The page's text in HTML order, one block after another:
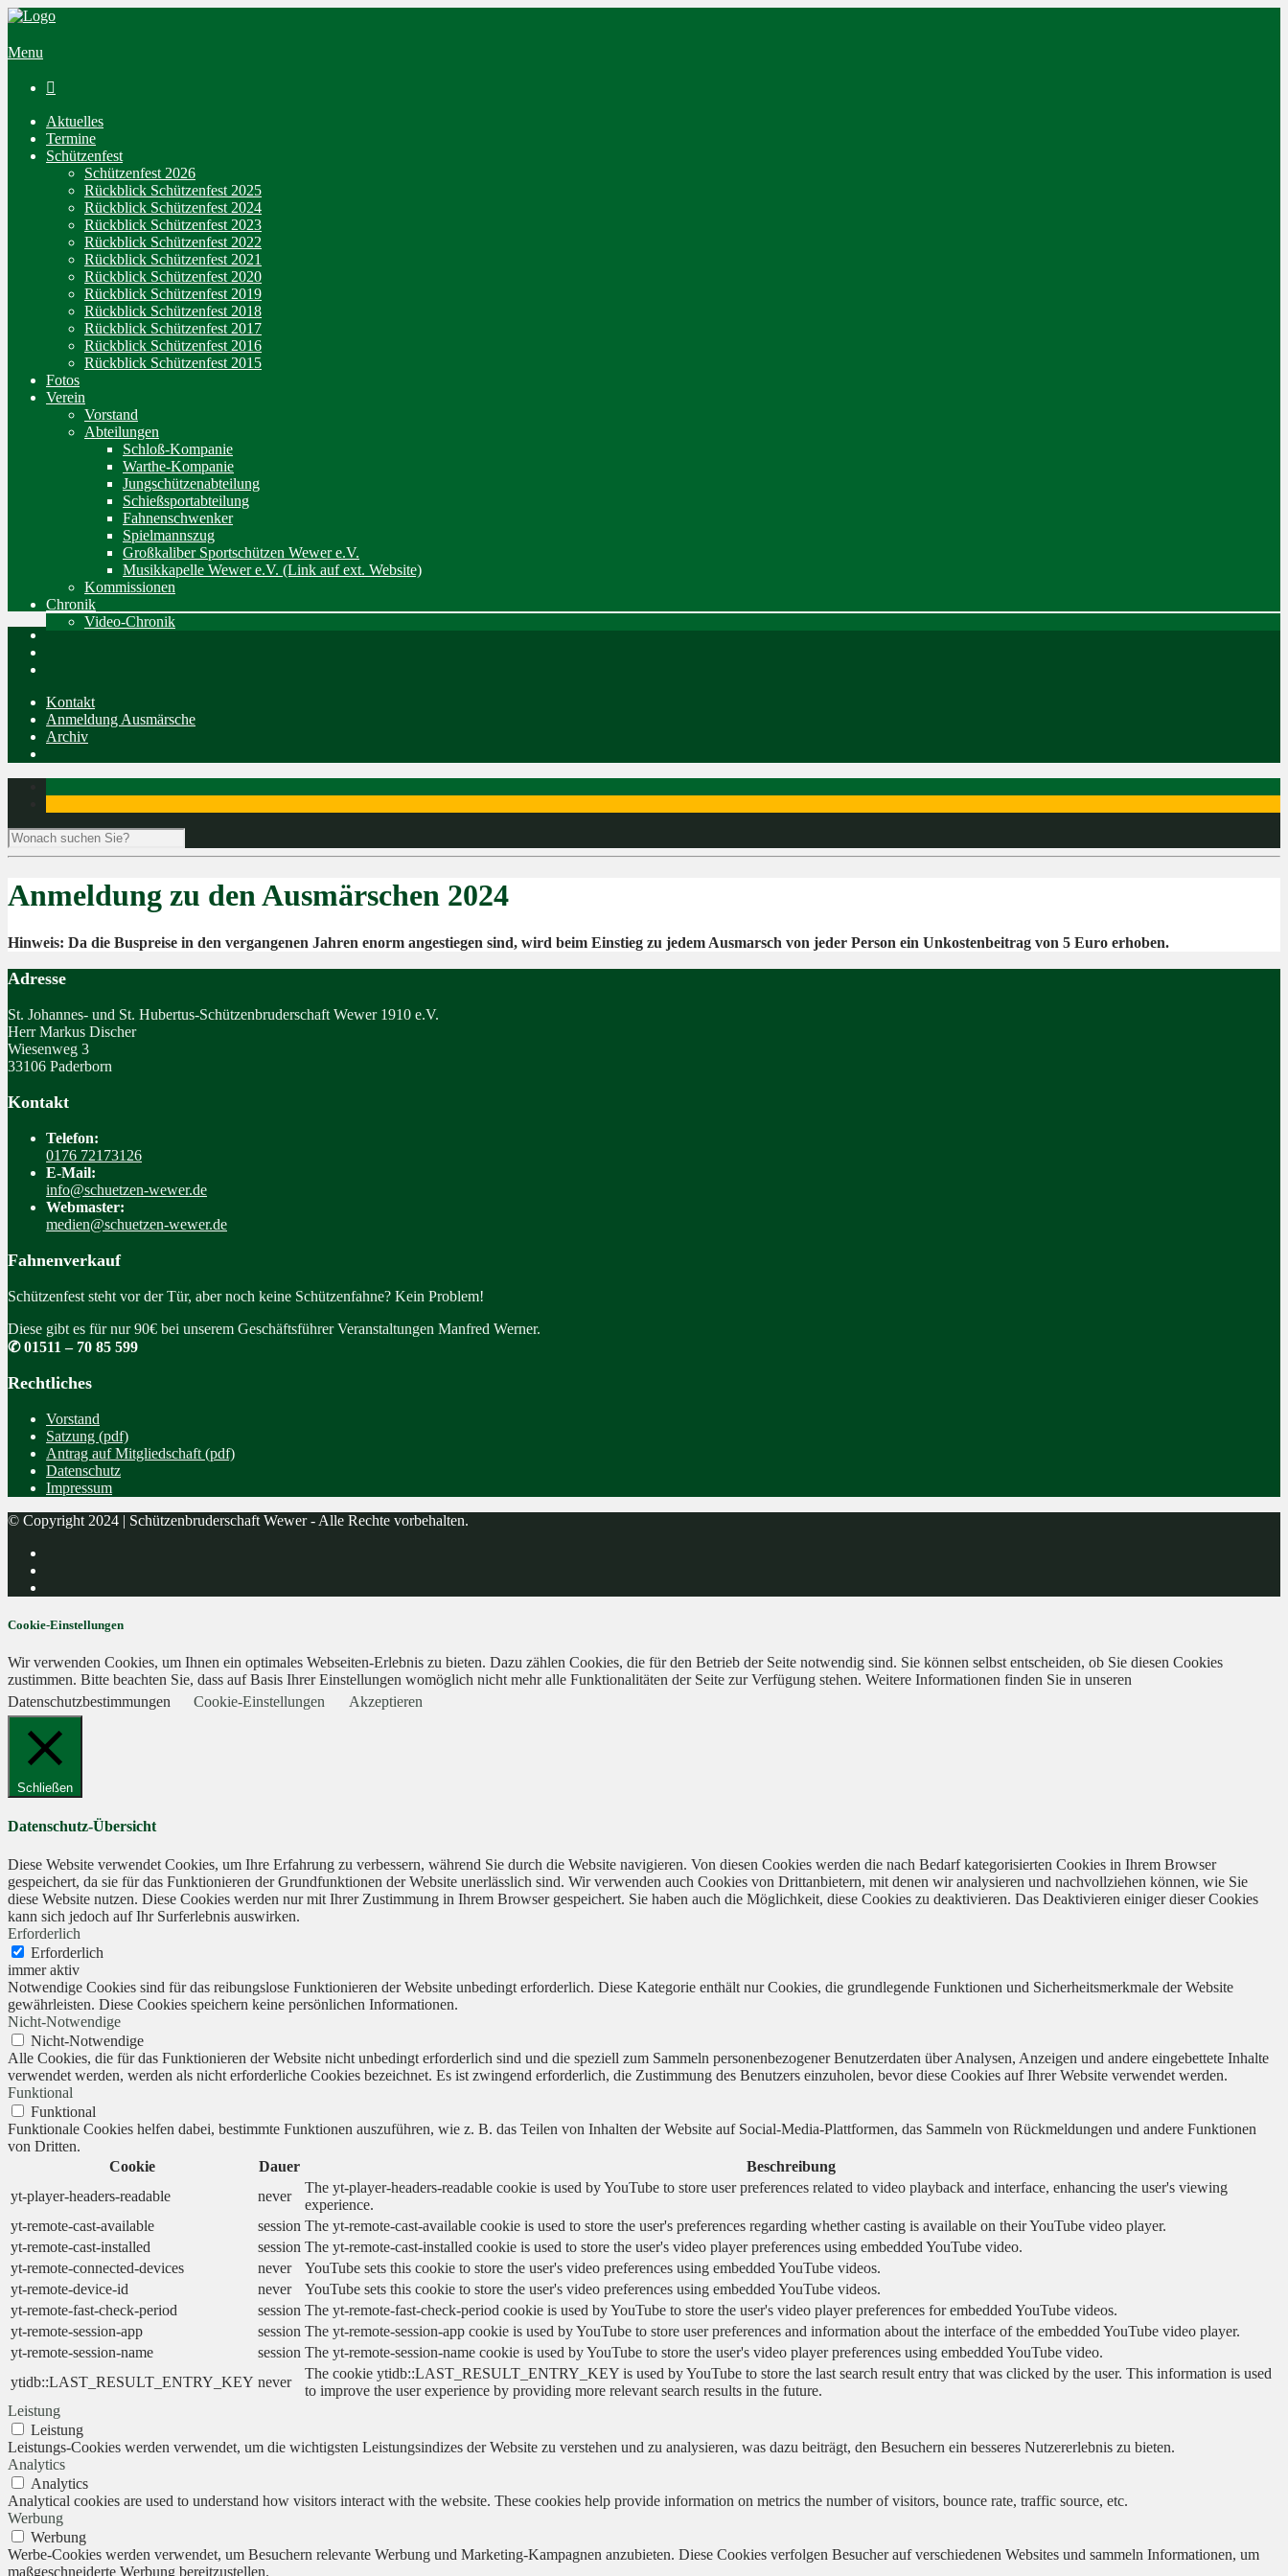
Menu

Aktuelles
Termine
Schützenfest
Schützenfest 2026
Rückblick Schützenfest 2025
Rückblick Schützenfest 2024
Rückblick Schützenfest 2023
Rückblick Schützenfest 2022
Rückblick Schützenfest 2021
Rückblick Schützenfest 2020
Rückblick Schützenfest 2019
Rückblick Schützenfest 2018
Rückblick Schützenfest 2017
Rückblick Schützenfest 2016
Rückblick Schützenfest 2015
Fotos
Verein
Vorstand
Abteilungen
Schloß-Kompanie
Warthe-Kompanie
Jungschützenabteilung
Schießsportabteilung
Fahnenschwenker
Spielmannszug
Großkaliber Sportschützen Wewer e.V.
Musikkapelle Wewer e.V. (Link auf ext. Website)
Kommissionen
Chronik
Video-Chronik
Kontakt
Anmeldung Ausmärsche
Archiv
Anmeldung zu den Ausmärschen 2024
Hinweis: Da die Buspreise in den vergangenen Jahren enorm angestiegen sind, wird beim Einstieg zu jedem Ausmarsch von jeder Person ein Unkostenbeitrag von 5 Euro erhoben.
Adresse
St. Johannes- und St. Hubertus-Schützenbruderschaft Wewer 1910 e.V.
Herr Markus Discher
Wiesenweg 3
33106 Paderborn
Kontakt
Telefon:
0176 72173126
E-Mail:
info@schuetzen-wewer.de
Webmaster:
medien@schuetzen-wewer.de
Fahnenverkauf
Schützenfest steht vor der Tür, aber noch keine Schützenfahne? Kein Problem!
Diese gibt es für nur 90€ bei unserem Geschäftsführer Veranstaltungen Manfred Werner.
✆ 01511 – 70 85 599
Rechtliches
Vorstand
Satzung (pdf)
Antrag auf Mitgliedschaft (pdf)
Datenschutz
Impressum
© Copyright 2024 | Schützenbruderschaft Wewer - Alle Rechte vorbehalten.
Cookie-Einstellungen
Wir verwenden Cookies, um Ihnen ein optimales Webseiten-Erlebnis zu bieten. Dazu zählen Cookies, die für den Betrieb der Seite notwendig sind. Sie können selbst entscheiden, ob Sie diesen Cookies
zustimmen. Bitte beachten Sie, dass auf Basis Ihrer Einstellungen womöglich nicht mehr alle Funktionalitäten der Seite zur Verfügung stehen. Weitere Informationen finden Sie in unseren
Datenschutzbestimmungen
Cookie-Einstellungen Akzeptieren
Schließen
Datenschutz-Übersicht
Diese Website verwendet Cookies, um Ihre Erfahrung zu verbessern, während Sie durch die Website navigieren. Von diesen Cookies werden die nach Bedarf kategorisierten Cookies in Ihrem Browser
gespeichert, da sie für das Funktionieren der Grundfunktionen der Website unerlässlich sind. Wir verwenden auch Cookies von Drittanbietern, mit denen wir analysieren und nachvollziehen können, wie Sie
diese Website nutzen. Diese Cookies werden nur mit Ihrer Zustimmung in Ihrem Browser gespeichert. Sie haben auch die Möglichkeit, diese Cookies zu deaktivieren. Das Deaktivieren einiger dieser Cookies
kann sich jedoch auf Ihr Surferlebnis auswirken.
Erforderlich
Erforderlich
immer aktiv
Notwendige Cookies sind für das reibungslose Funktionieren der Website unbedingt erforderlich. Diese Kategorie enthält nur Cookies, die grundlegende Funktionen und Sicherheitsmerkmale der Website
gewährleisten. Diese Cookies speichern keine persönlichen Informationen.
Nicht-Notwendige
Nicht-Notwendige
Alle Cookies, die für das Funktionieren der Website nicht unbedingt erforderlich sind und die speziell zum Sammeln personenbezogener Benutzerdaten über Analysen, Anzeigen und andere eingebettete Inhalte
verwendet werden, werden als nicht erforderliche Cookies bezeichnet. Es ist zwingend erforderlich, die Zustimmung des Benutzers einzuholen, bevor diese Cookies auf Ihrer Website verwendet werden.
Funktional
Funktional
Funktionale Cookies helfen dabei, bestimmte Funktionen auszuführen, wie z. B. das Teilen von Inhalten der Website auf Social-Media-Plattformen, das Sammeln von Rückmeldungen und andere Funktionen
von Dritten.
Cookie
Dauer
Beschreibung
yt-player-headers-readable
never
The yt-player-headers-readable cookie is used by YouTube to store user preferences related to video playback and interface, enhancing the user's viewing
experience.
yt-remote-cast-available
session The yt-remote-cast-available cookie is used to store the user's preferences regarding whether casting is available on their YouTube video player.
yt-remote-cast-installed
session The yt-remote-cast-installed cookie is used to store the user's video player preferences using embedded YouTube video.
yt-remote-connected-devices
never
YouTube sets this cookie to store the user's video preferences using embedded YouTube videos.
yt-remote-device-id
never
YouTube sets this cookie to store the user's video preferences using embedded YouTube videos.
yt-remote-fast-check-period
session The yt-remote-fast-check-period cookie is used by YouTube to store the user's video player preferences for embedded YouTube videos.
yt-remote-session-app
session The yt-remote-session-app cookie is used by YouTube to store user preferences and information about the interface of the embedded YouTube video player.
yt-remote-session-name
session The yt-remote-session-name cookie is used by YouTube to store the user's video player preferences using embedded YouTube video.
ytidb::LAST_RESULT_ENTRY_KEY never
The cookie ytidb::LAST_RESULT_ENTRY_KEY is used by YouTube to store the last search result entry that was clicked by the user. This information is used
to improve the user experience by providing more relevant search results in the future.
Leistung
Leistung
Leistungs-Cookies werden verwendet, um die wichtigsten Leistungsindizes der Website zu verstehen und zu analysieren, was dazu beiträgt, den Besuchern ein besseres Nutzererlebnis zu bieten.
Analytics
Analytics
Analytical cookies are used to understand how visitors interact with the website. These cookies help provide information on metrics the number of visitors, bounce rate, traffic source, etc.
Werbung
Werbung
Werbe-Cookies werden verwendet, um Besuchern relevante Werbung und Marketing-Kampagnen anzubieten. Diese Cookies verfolgen Besucher auf verschiedenen Websites und sammeln Informationen, um
maßgeschneiderte Werbung bereitzustellen.